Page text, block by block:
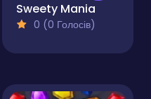
Sweety Mania
0 (0 Голосів)